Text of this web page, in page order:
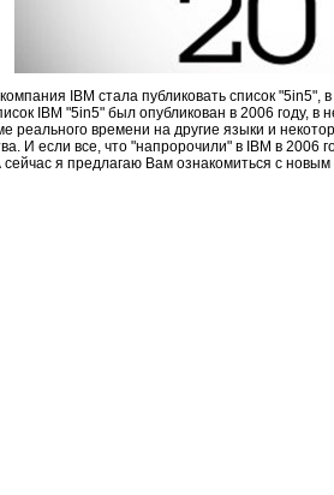
IBM стала публиковать список
IBM "5in5" был опубликован в 2006 году,
времени на другие языки и
И если все, что "напророчили" в IBM в
я предлагаю Вам ознакомиться с